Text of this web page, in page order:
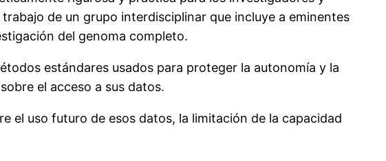
de un grupo interdisciplinar que incluye a eminentes
del genoma completo.
estándares usados para proteger la autonomía y la
el acceso a sus datos.
el uso futuro de esos datos, la limitación de la capacidad